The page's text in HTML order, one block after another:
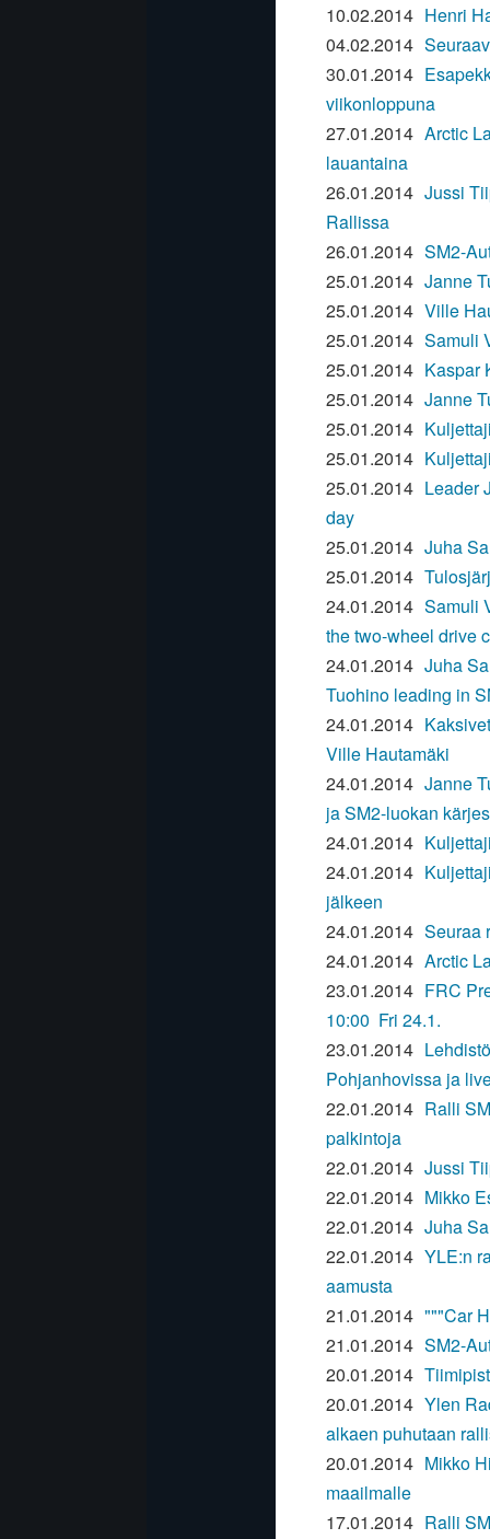
10.02.2014 Henri
04.02.2014
30.01.2014
viikonloppuna
27.01.2014 Arctic
lauantaina
26.01.2014 Jussi
Rallissa
26.01.2014 SM2-
25.01.2014 Janne
25.01.2014 Ville
25.01.2014 Samuli
25.01.2014 Kaspar
25.01.2014 Janne
25.01.2014
25.01.2014
25.01.2014 Leader
day
25.01.2014 Juha
25.01.2014
24.01.2014 Samuli
the two-wheel drive
24.01.2014 Juha
Tuohino leading in
24.01.2014
Ville Hautamäki
24.01.2014 Janne
ja SM2-luokan
24.01.2014
24.01.2014
jälkeen
24.01.2014 Seuraa
24.01.2014 Arctic
23.01.2014 FRC
10:00 Fri 24.1.
23.01.2014
Pohjanhovissa ja
22.01.2014 Ralli
palkintoja
22.01.2014 Jussi
22.01.2014 Mikko
22.01.2014 Juha
22.01.2014 YLE:n
aamusta
21.01.2014 """Car
21.01.2014 SM2-
20.01.2014
20.01.2014 Ylen
alkaen puhutaan
20.01.2014 Mikko
maailmalle
17.01.2014 Ralli